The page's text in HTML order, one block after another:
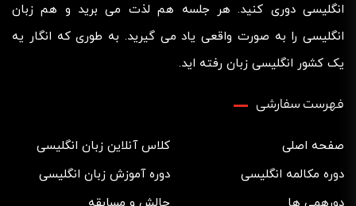
انگلیسی دوری کنید. هر جلسه هم لذت می برید و هم زبان
انگلیسی را به صورت واقعی یاد می گیرید. به طوری که انگار یه
یک کشور انگلیسی زبان رفته اید.
فهرست سفارشی
صفحه اصلی
کلاس آنلاین زبان انگلیسی
دوره مکالمه انگلیسی
دوره آموزش زبان انگلیسی